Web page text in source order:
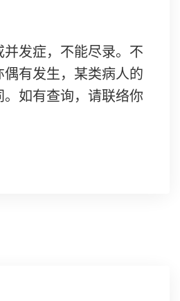
发症，不能尽录。不
有发生，某类病人的
如有查询，请联络你